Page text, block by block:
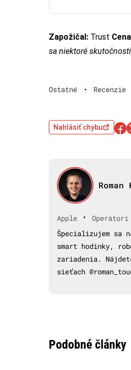
Zapožičal: Trust
sa niektoré
Ostatné • Recenzie
Nahlásiť chybu
Roman
Apple • Operátori
Špecializujem sa
smart hodinky,
zariadenia.
sieťach
Podobné články